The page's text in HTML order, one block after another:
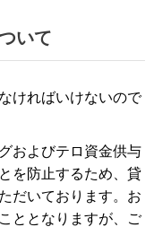
いて
ければいけないので
およびテロ資金供与
を防止するため、貸
だいております。お
ととなりますが、ご